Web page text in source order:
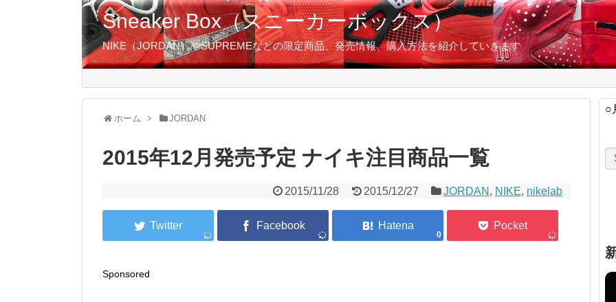
Sneaker Box（スニーカーボックス）
NIKE（JORDAN）やSUPREMEなどの限定商品、発売情報、購入方法を紹介していきます
ホーム JORDAN
2015年12月発売予定 ナイキ注目商品一覧
2015/11/28 2015/12/27 JORDAN , NIKE, nikelab
0
Sponsored
○